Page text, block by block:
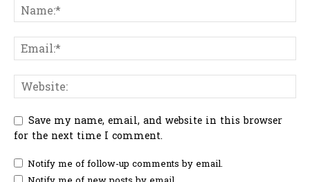
Save my name, email, and website in this browser
for the next time I comment.
Notify me of follow-up comments by email.